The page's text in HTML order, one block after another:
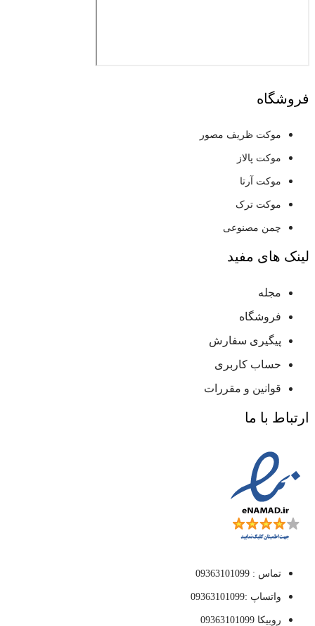
فروشگاه
موکت ظریف مصور
موکت پالاز
موکت آرتا
موکت ترک
چمن مصنوعی
لینک های مفید
مجله
فروشگاه
پیگیری سفارش
حساب کاربری
قوانین و مقررات
ارتباط با ما
تماس : 09363101099
واتساپ :09363101099
روبیکا 09363101099